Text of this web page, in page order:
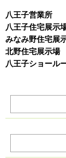
八王子営業
八王子住宅展
みなみ野住宅展
北野住宅展示
八王子ショール